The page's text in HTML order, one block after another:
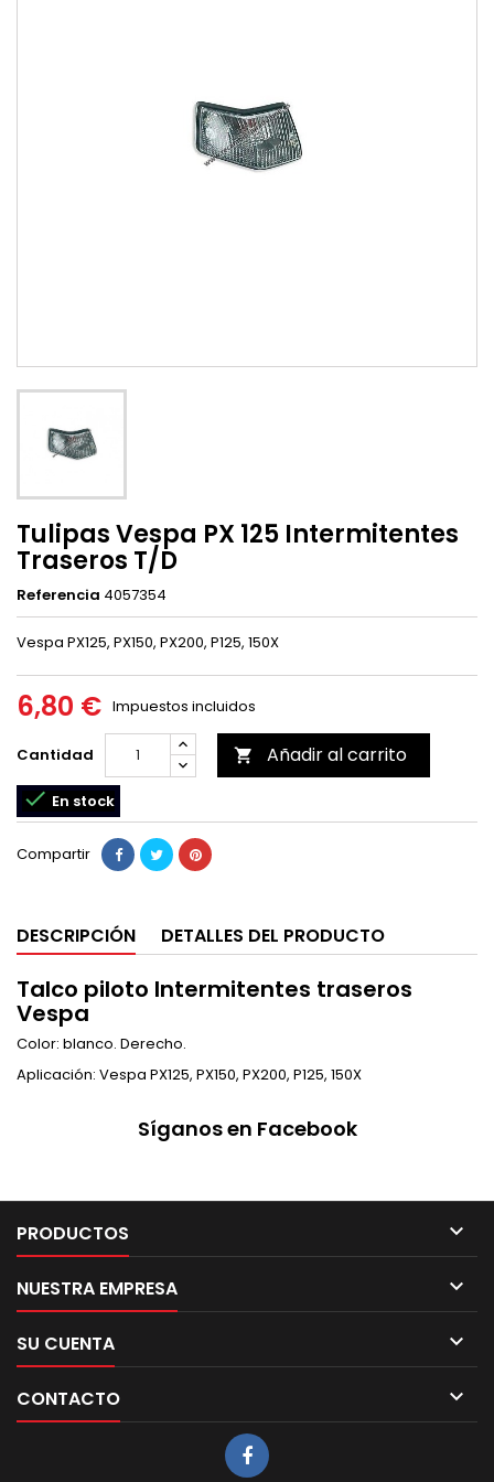
Tulipas Vespa PX 125 Intermitentes
Traseros T/D
Referencia 4057354
Vespa PX125, PX150, PX200, P125, 150X
6,80 € Impuestos incluidos
Cantidad  Añadir al carrito
 En stock
Compartir
DESCRIPCIÓN DETALLES DEL PRODUCTO
Talco piloto Intermitentes traseros
Vespa
Color: blanco. Derecho.
Aplicación: Vespa PX125, PX150, PX200, P125, 150X
Síganos en Facebook
PRODUCTOS 
NUESTRA EMPRESA 
SU CUENTA 
CONTACTO 